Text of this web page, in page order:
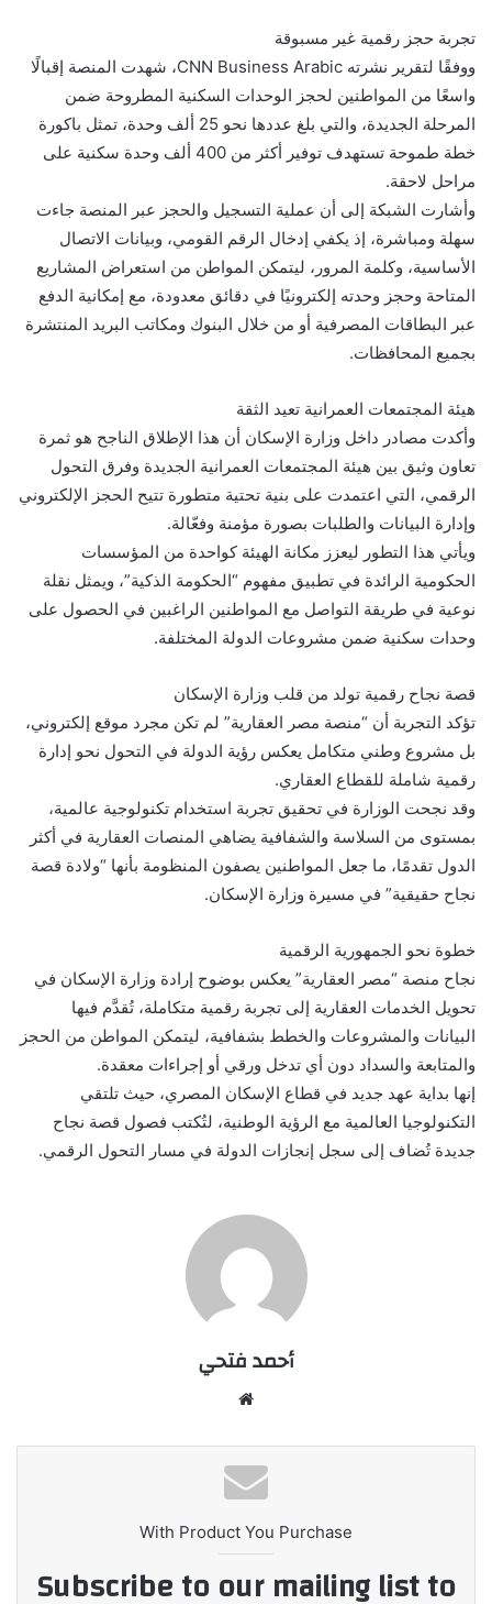
تجربة حجز رقمية غير مسبوقة
ووفقًا لتقرير نشرته CNN Business Arabic، شهدت المنصة إقبالًا
واسعًا من المواطنين لحجز الوحدات السكنية المطروحة ضمن
المرحلة الجديدة، والتي بلغ عددها نحو 25 ألف وحدة، تمثل باكورة
خطة طموحة تستهدف توفير أكثر من 400 ألف وحدة سكنية على
مراحل لاحقة.
وأشارت الشبكة إلى أن عملية التسجيل والحجز عبر المنصة جاءت
سهلة ومباشرة، إذ يكفي إدخال الرقم القومي، وبيانات الاتصال
الأساسية، وكلمة المرور، ليتمكن المواطن من استعراض المشاريع
المتاحة وحجز وحدته إلكترونيًا في دقائق معدودة، مع إمكانية الدفع
عبر البطاقات المصرفية أو من خلال البنوك ومكاتب البريد المنتشرة
بجميع المحافظات.
هيئة المجتمعات العمرانية تعيد الثقة
وأكدت مصادر داخل وزارة الإسكان أن هذا الإطلاق الناجح هو ثمرة
تعاون وثيق بين هيئة المجتمعات العمرانية الجديدة وفرق التحول
الرقمي، التي اعتمدت على بنية تحتية متطورة تتيح الحجز الإلكتروني
وإدارة البيانات والطلبات بصورة مؤمنة وفعّالة.
ويأتي هذا التطور ليعزز مكانة الهيئة كواحدة من المؤسسات
الحكومية الرائدة في تطبيق مفهوم “الحكومة الذكية”، ويمثل نقلة
نوعية في طريقة التواصل مع المواطنين الراغبين في الحصول على
وحدات سكنية ضمن مشروعات الدولة المختلفة.
قصة نجاح رقمية تولد من قلب وزارة الإسكان
تؤكد التجربة أن “منصة مصر العقارية” لم تكن مجرد موقع إلكتروني،
بل مشروع وطني متكامل يعكس رؤية الدولة في التحول نحو إدارة
رقمية شاملة للقطاع العقاري.
وقد نجحت الوزارة في تحقيق تجربة استخدام تكنولوجية عالمية،
بمستوى من السلاسة والشفافية يضاهي المنصات العقارية في أكثر
الدول تقدمًا، ما جعل المواطنين يصفون المنظومة بأنها “ولادة قصة
نجاح حقيقية” في مسيرة وزارة الإسكان.
خطوة نحو الجمهورية الرقمية
نجاح منصة “مصر العقارية” يعكس بوضوح إرادة وزارة الإسكان في
تحويل الخدمات العقارية إلى تجربة رقمية متكاملة، تُقدَّم فيها
البيانات والمشروعات والخطط بشفافية، ليتمكن المواطن من الحجز
والمتابعة والسداد دون أي تدخل ورقي أو إجراءات معقدة.
إنها بداية عهد جديد في قطاع الإسكان المصري، حيث تلتقي
التكنولوجيا العالمية مع الرؤية الوطنية، لتُكتب فصول قصة نجاح
جديدة تُضاف إلى سجل إنجازات الدولة في مسار التحول الرقمي.
أحمد فتحي
With Product You Purchase
Subscribe to our mailing list to